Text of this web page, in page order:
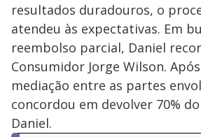
resultados duradouros, o
atendeu às expectativas. Em
reembolso parcial, Daniel
Consumidor Jorge Wilson.
mediação entre as partes
concordou em devolver 70%
Daniel.